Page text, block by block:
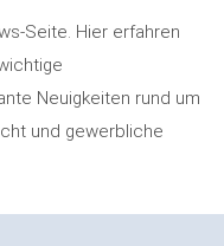
Seite. Hier erfahren
Neuigkeiten rund um
und gewerbliche